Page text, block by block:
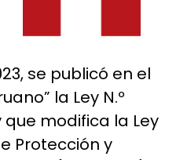
se publicó en el
la Ley N.º
que modifica la Ley
Protección y